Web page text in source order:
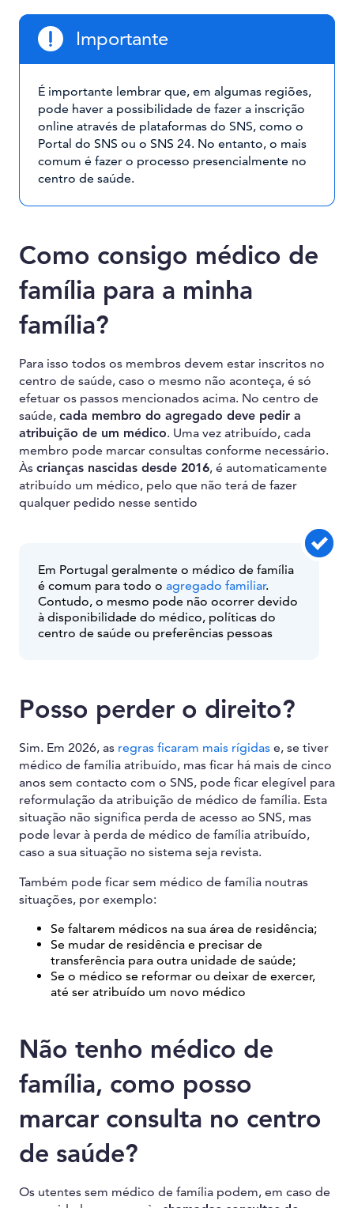
Importante
É importante lembrar que, em algumas regiões,
pode haver a possibilidade de fazer a inscrição
online através de plataformas do SNS, como o
Portal do SNS ou o SNS 24. No entanto, o mais
comum é fazer o processo presencialmente no
centro de saúde.
Como consigo médico de
família para a minha
família?
Para isso todos os membros devem estar inscritos no
centro de saúde, caso o mesmo não aconteça, é só
efetuar os passos mencionados acima. No centro de
saúde, cada membro do agregado deve pedir a
atribuição de um médico. Uma vez atribuído, cada
membro pode marcar consultas conforme necessário.
Às crianças nascidas desde 2016, é automaticamente
atribuído um médico, pelo que não terá de fazer
qualquer pedido nesse sentido
Em Portugal geralmente o médico de família
é comum para todo o agregado familiar.
Contudo, o mesmo pode não ocorrer devido
à disponibilidade do médico, políticas do
centro de saúde ou preferências pessoas
Posso perder o direito?
Sim. Em 2026, as regras ficaram mais rígidas e, se tiver
médico de família atribuído, mas ficar há mais de cinco
anos sem contacto com o SNS, pode ficar elegível para
reformulação da atribuição de médico de família. Esta
situação não significa perda de acesso ao SNS, mas
pode levar à perda de médico de família atribuído,
caso a sua situação no sistema seja revista.
Também pode ficar sem médico de família noutras
situações, por exemplo:
Se faltarem médicos na sua área de residência;
Se mudar de residência e precisar de
transferência para outra unidade de saúde;
Se o médico se reformar ou deixar de exercer,
até ser atribuído um novo médico
Não tenho médico de
família, como posso
marcar consulta no centro
de saúde?
Os utentes sem médico de família podem, em caso de